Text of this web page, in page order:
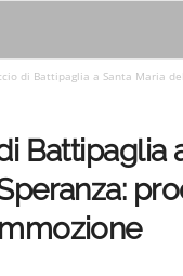
di Battipaglia a Santa Maria
Battipaglia